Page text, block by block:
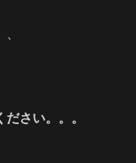
さい。。。